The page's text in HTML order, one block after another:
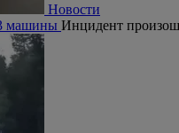
Новости
машины Инцидент